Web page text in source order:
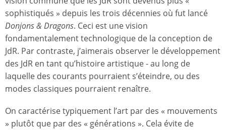
sophistiqués » depuis les trois décennies où fut lancé
Donjons & Dragons. Ceci est une vision
fondamentalement technologique de la conception de
JdR. Par contraste, j’aimerais observer le développement
des JdR en tant qu’histoire artistique - au long de
laquelle des courants pourraient s’éteindre, ou des
modes classiques pourraient renaître.
On caractérise typiquement l’art par des « mouvements
» plutôt que par des « générations ». Cela évite de